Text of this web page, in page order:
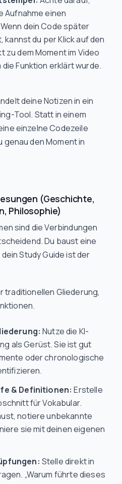
Aufnahme einen
dein Code später
kannst du per Klick auf den
zu dem Moment im Video
Funktion erklärt wurde.
deine Notizen in ein
Tool. Statt in einem
einzelne Codezeile
genau den Moment in
(Geschichte,
Philosophie)
sind die Verbindungen
Du baust eine
Study Guide ist der
traditionellen Gliederung,
Nutze die KI-
als Gerüst. Sie ist gut
oder chronologische
& Definitionen: Erstelle
für Vokabular.
notiere unbekannte
sie mit deinen eigenen
Stelle direkt in
„Warum führte dieses